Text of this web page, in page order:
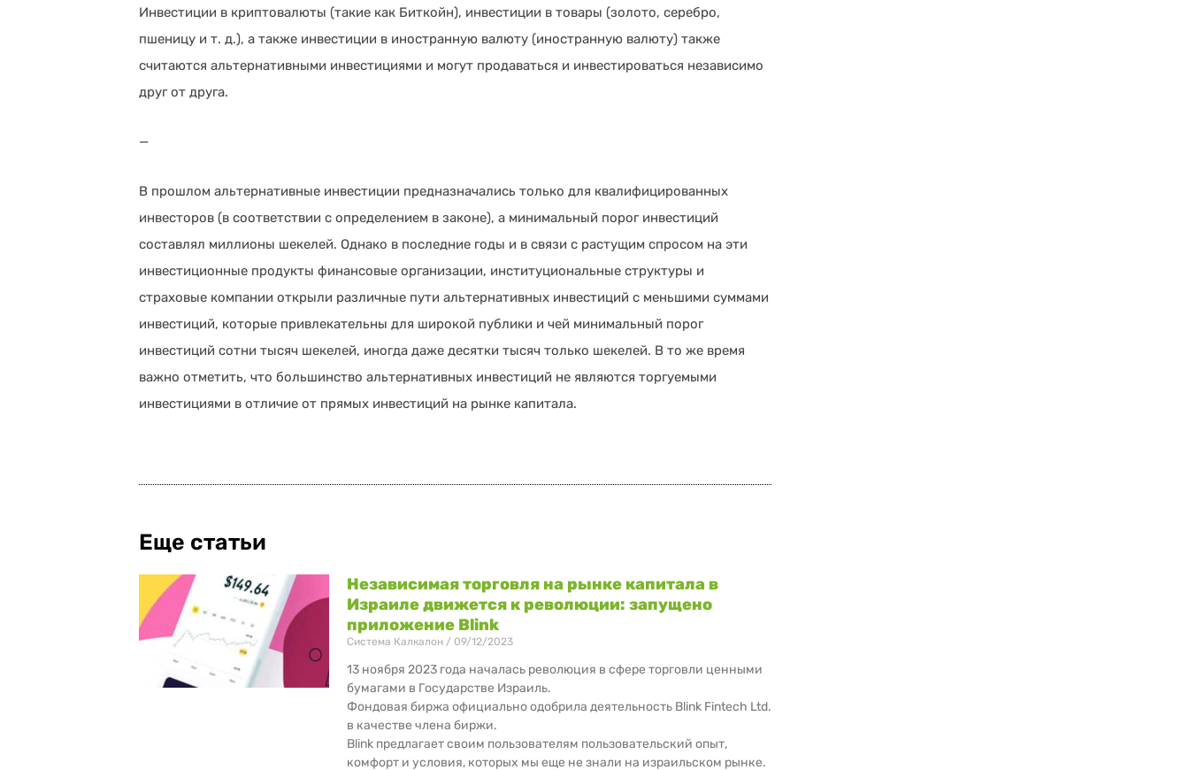
Инвестиции в криптовалюты (такие как Биткойн), инвестиции в товары (золото, серебро,
пшеницу и т. д.), а также инвестиции в иностранную валюту (иностранную валюту) также
считаются альтернативными инвестициями и могут продаваться и инвестироваться независимо
друг от друга.
—
В прошлом альтернативные инвестиции предназначались только для квалифицированных
инвесторов (в соответствии с определением в законе), а минимальный порог инвестиций
составлял миллионы шекелей. Однако в последние годы и в связи с растущим спросом на эти
инвестиционные продукты финансовые организации, институциональные структуры и
страховые компании открыли различные пути альтернативных инвестиций с меньшими суммами
инвестиций, которые привлекательны для широкой публики и чей минимальный порог
инвестиций сотни тысяч шекелей, иногда даже десятки тысяч только шекелей. В то же время
важно отметить, что большинство альтернативных инвестиций не являются торгуемыми
инвестициями в отличие от прямых инвестиций на рынке капитала.
Еще статьи
Независимая торговля на рынке капитала в
Израиле движется к революции: запущено
приложение Blink
Система Калкалон 09/12/2023
13 ноября 2023 года началась революция в сфере торговли ценными
бумагами в Государстве Израиль.
Фондовая биржа официально одобрила деятельность Blink Fintech Ltd.
в качестве члена биржи.
Blink предлагает своим пользователям пользовательский опыт,
комфорт и условия, которых мы еще не знали на израильском рынке.